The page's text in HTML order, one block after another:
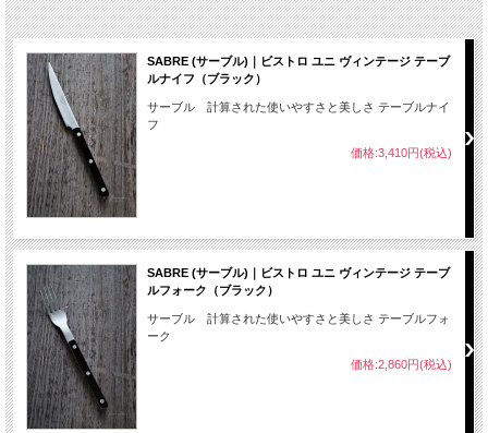
SABRE (サーブル)｜ビストロ ユニ ヴィンテージ テーブ
ルナイフ（ブラック）
サーブル 計算された使いやすさと美しさ テーブルナイ
フ
価格:3,410円(税込)
SABRE (サーブル)｜ビストロ ユニ ヴィンテージ テーブ
ルフォーク（ブラック）
サーブル 計算された使いやすさと美しさ テーブルフォ
ーク
価格:2,860円(税込)